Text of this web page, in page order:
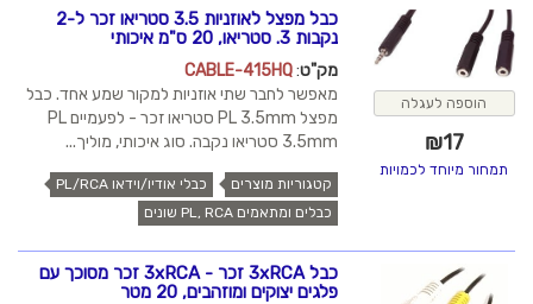
הוספה לעגלה
₪17
תמחור מיוחד לכמויות
כבל מפצל לאוזניות 3.5 סטריאו זכר ל-2
נקבות 3. סטריאו, 20 ס"מ איכותי
מק"ט:
CABLE-415HQ
מאפשר לחבר שתי אוזניות למקור שמע אחד. כבל
מפצל PL 3.5mm סטריאו זכר - לפעמיים PL
3.5mm סטריאו נקבה. סוג איכותי, מוליך...
קטגוריות מוצרים
כבלי אודיו/וידאו PL/RCA
כבלים ומתאמים PL, RCA שונים
כבל 3xRCA זכר - 3xRCA זכר מסוכך עם
פלגים יצוקים ומוזהבים, 20 מטר